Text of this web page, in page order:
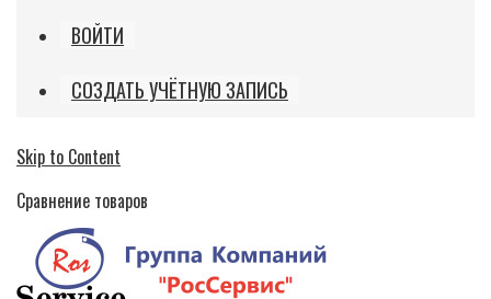
ВОЙТИ
СОЗДАТЬ УЧЁТНУЮ ЗАПИСЬ
Skip to Content
Сравнение товаров